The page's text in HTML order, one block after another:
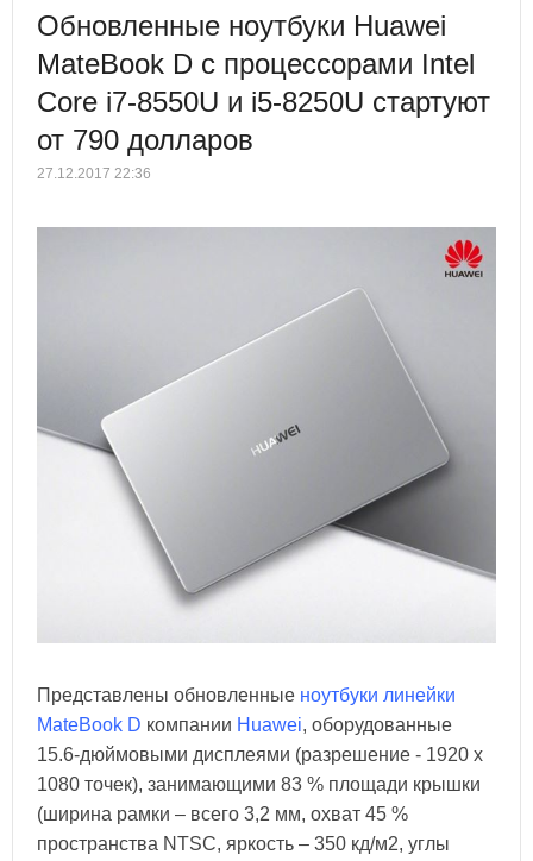
Обновленные ноутбуки Huawei
MateBook D с процессорами Intel
Core i7-8550U и i5-8250U стартуют
от 790 долларов
27.12.2017 22:36
Представлены обновленные ноутбуки линейки
MateBook D компании Huawei, оборудованные
15.6-дюймовыми дисплеями (разрешение - 1920 х
1080 точек), занимающими 83 % площади крышки
(ширина рамки – всего 3,2 мм, охват 45 %
пространства NTSC, яркость – 350 кд/м2, углы